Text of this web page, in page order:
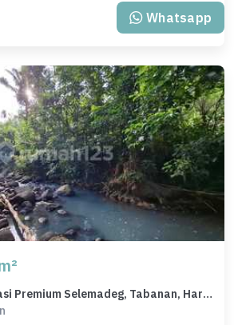
Whatsapp
Dijual Tanah di Lokasi Premium Selemadeg, Tabanan, Harga 1,13 Miliar